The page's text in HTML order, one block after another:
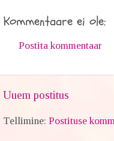
Kommentaare ei ole:
Postita kommentaar
Uuem postitus
Tellimine:Postituse